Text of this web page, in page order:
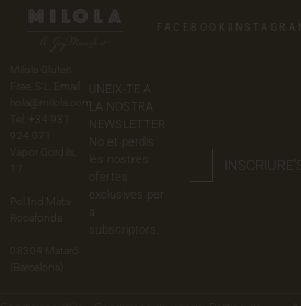
FACEBOOK
Milola Gluten
Free, S.L. Email:
hola@milola.com
Tel: +34 931
924 071
Vapor Gordils,
Pol.Ind.Mata-
Rocafonda
08304 Mataró
(Barcelona)
UNEIX-TE A
LA NOSTRA
NEWSLETTER
No et perdis
les nostres
ofertes
exclusives per
a
subscriptors.
INSCRIURE'S